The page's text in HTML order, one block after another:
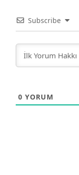
Subscribe
0 YORUM